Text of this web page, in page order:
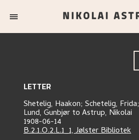
LETTER
Shetelig, Haakon; Schetelig, Frida;
Lund, GunbjørtoAstrup, Nikolai
1908-06-14
B.2.1.O.2.L.1_1, Jølster Bibliotek